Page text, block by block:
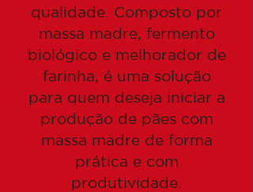
qualidade. Composto por
massa madre, fermento
biológico e melhorador de
farinha, é uma solução
para quem deseja iniciar a
produção de pães com
massa madre de forma
prática e com
produtividade.